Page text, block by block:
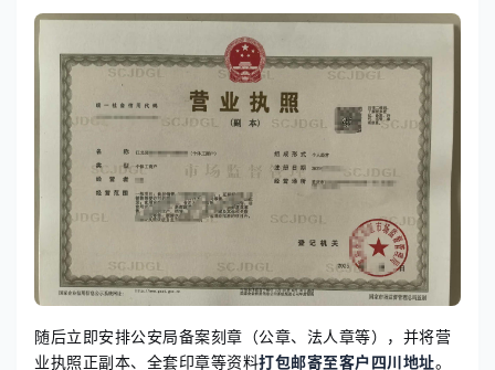
随后立即安排公安局备案刻章（公章、法人章等），并将营
业执照正副本、全套印章等资料打包邮寄至客户四川地址。